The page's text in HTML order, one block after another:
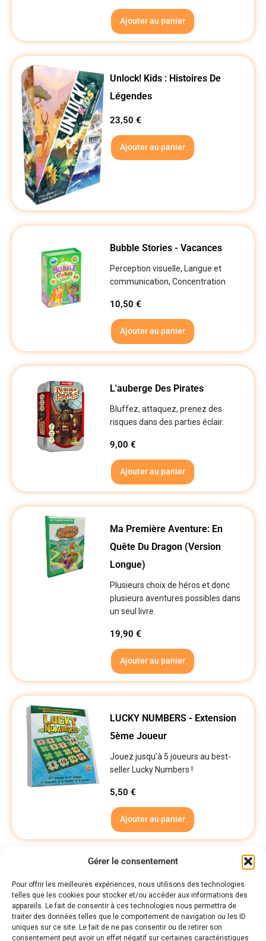
Gérer le consentement
Pour offrir les meilleures expériences, nous utilisons des technologies
telles que les cookies pour stocker et/ou accéder aux informations des
appareils. Le fait de consentir à ces technologies nous permettra de
traiter des données telles que le comportement de navigation ou les ID
uniques sur ce site. Le fait de ne pas consentir ou de retirer son
consentement peut avoir un effet négatif sur certaines caractéristiques
Ajouter au panier
Unlock! Kids : Histoires De
Légendes
23,50€
Ajouter au panier
Bubble Stories - Vacances
Perception visuelle, Langue et
communication, Concentration
10,50€
Ajouter au panier
L'auberge Des Pirates
Bluffez, attaquez, prenez des
risques dans des parties éclair.
9,00€
Ajouter au panier
Ma Première Aventure: En
Quête Du Dragon (Version
Longue)
Plusieurs choix de héros et donc
plusieurs aventures possibles dans
un seul livre.
19,90€
Ajouter au panier
LUCKY NUMBERS - Extension
5ème Joueur
Jouez jusqu’à 5 joueurs au best-
seller Lucky Numbers !
5,50€
Ajouter au panier
1 2 →
Nos pages
Nos évènements
Politiques
Politique de confidentialité